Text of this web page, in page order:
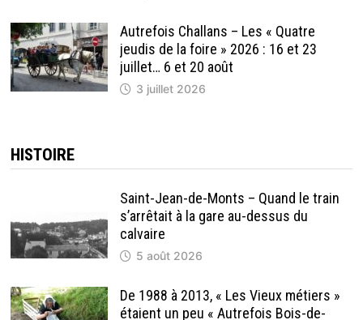
Autrefois Challans – Les « Quatre
jeudis de la foire » 2026 : 16 et 23
juillet… 6 et 20 août
3 juillet 2026
HISTOIRE
Saint-Jean-de-Monts – Quand le train
s’arrêtait à la gare au-dessus du
calvaire
5 août 2026
De 1988 à 2013, « Les Vieux métiers »
étaient un peu « Autrefois Bois-de-